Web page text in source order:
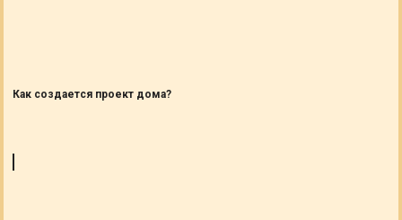
Как создается проект дома?